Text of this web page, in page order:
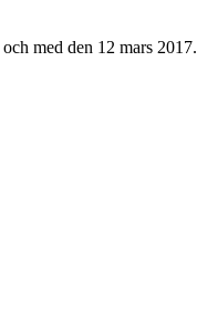
med den 12 mars 2017.